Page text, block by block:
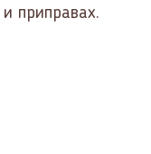
приправах.